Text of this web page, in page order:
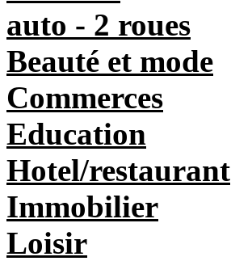
auto - 2 roues
Beauté et mode
Commerces
Education
Hotel/restaurant
Immobilier
Loisir